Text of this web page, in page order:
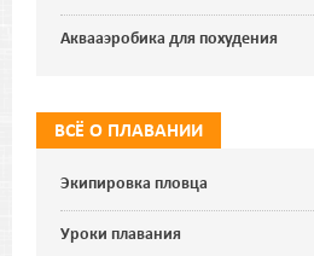
Аквааэробика для похудения
ВСЁ О ПЛАВАНИИ
Экипировка пловца
Уроки плавания